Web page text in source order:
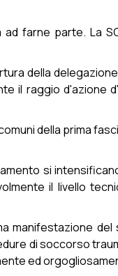
ad farne parte. La
della delegazione
il raggio d'azione
della prima
si
il livello
manifestazione
di soccorso
ed